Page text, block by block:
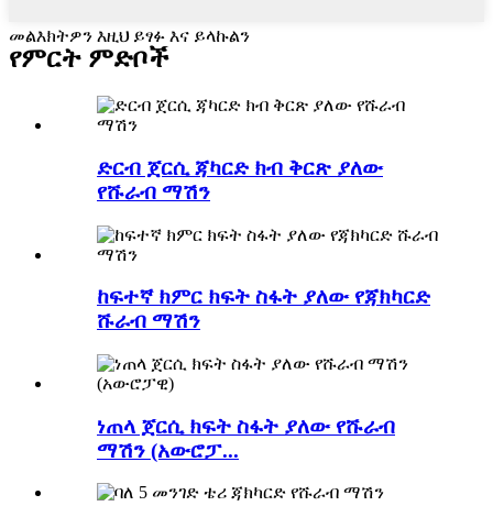
መልእክትዎን እዚህ ይፃፉ እና ይላኩልን
የምርት ምድቦች
ድርብ ጀርሲ ጃካርድ ክብ ቅርጽ ያለው
የሹራብ ማሽን
ከፍተኛ ክምር ክፍት ስፋት ያለው የጃክካርድ
ሹራብ ማሽን
ነጠላ ጀርሲ ክፍት ስፋት ያለው የሹራብ
ማሽን (አውሮፓ...